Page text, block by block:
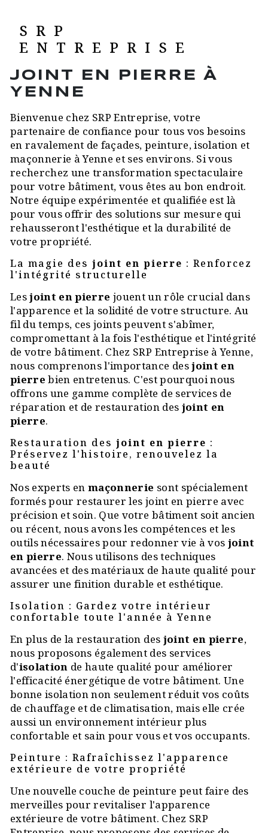
SRP
ENTREPRISE
JOINT EN PIERRE À
YENNE
Bienvenue chez SRP Entreprise, votre
partenaire de confiance pour tous vos besoins
en ravalement de façades, peinture, isolation et
maçonnerie à Yenne et ses environs. Si vous
recherchez une transformation spectaculaire
pour votre bâtiment, vous êtes au bon endroit.
Notre équipe expérimentée et qualifiée est là
pour vous offrir des solutions sur mesure qui
rehausseront l'esthétique et la durabilité de
votre propriété.
La magie des joint en pierre : Renforcez
l'intégrité structurelle
Lesjoint en pierre jouent un rôle crucial dans
l'apparence et la solidité de votre structure. Au
fil du temps, ces joints peuvent s'abîmer,
compromettant à la fois l'esthétique et l'intégrité
de votre bâtiment. Chez SRP Entreprise à Yenne,
nous comprenons l'importance desjoint en
pierre bien entretenus. C'est pourquoi nous
offrons une gamme complète de services de
réparation et de restauration des joint en
pierre.
Restauration des joint en pierre :
Préservez l'histoire, renouvelez la
beauté
Nos experts enmaçonnerie sont spécialement
formés pour restaurer les joint en pierre avec
précision et soin. Que votre bâtiment soit ancien
ou récent, nous avons les compétences et les
outils nécessaires pour redonner vie à vos joint
en pierre. Nous utilisons des techniques
avancées et des matériaux de haute qualité pour
assurer une finition durable et esthétique.
Isolation : Gardez votre intérieur
confortable toute l'année à Yenne
En plus de la restauration des joint en pierre,
nous proposons également des services
d'isolation de haute qualité pour améliorer
l'efficacité énergétique de votre bâtiment. Une
bonne isolation non seulement réduit vos coûts
de chauffage et de climatisation, mais elle crée
aussi un environnement intérieur plus
confortable et sain pour vous et vos occupants.
Peinture : Rafraîchissez l'apparence
extérieure de votre propriété
Une nouvelle couche de peinture peut faire des
merveilles pour revitaliser l'apparence
extérieure de votre bâtiment. Chez SRP